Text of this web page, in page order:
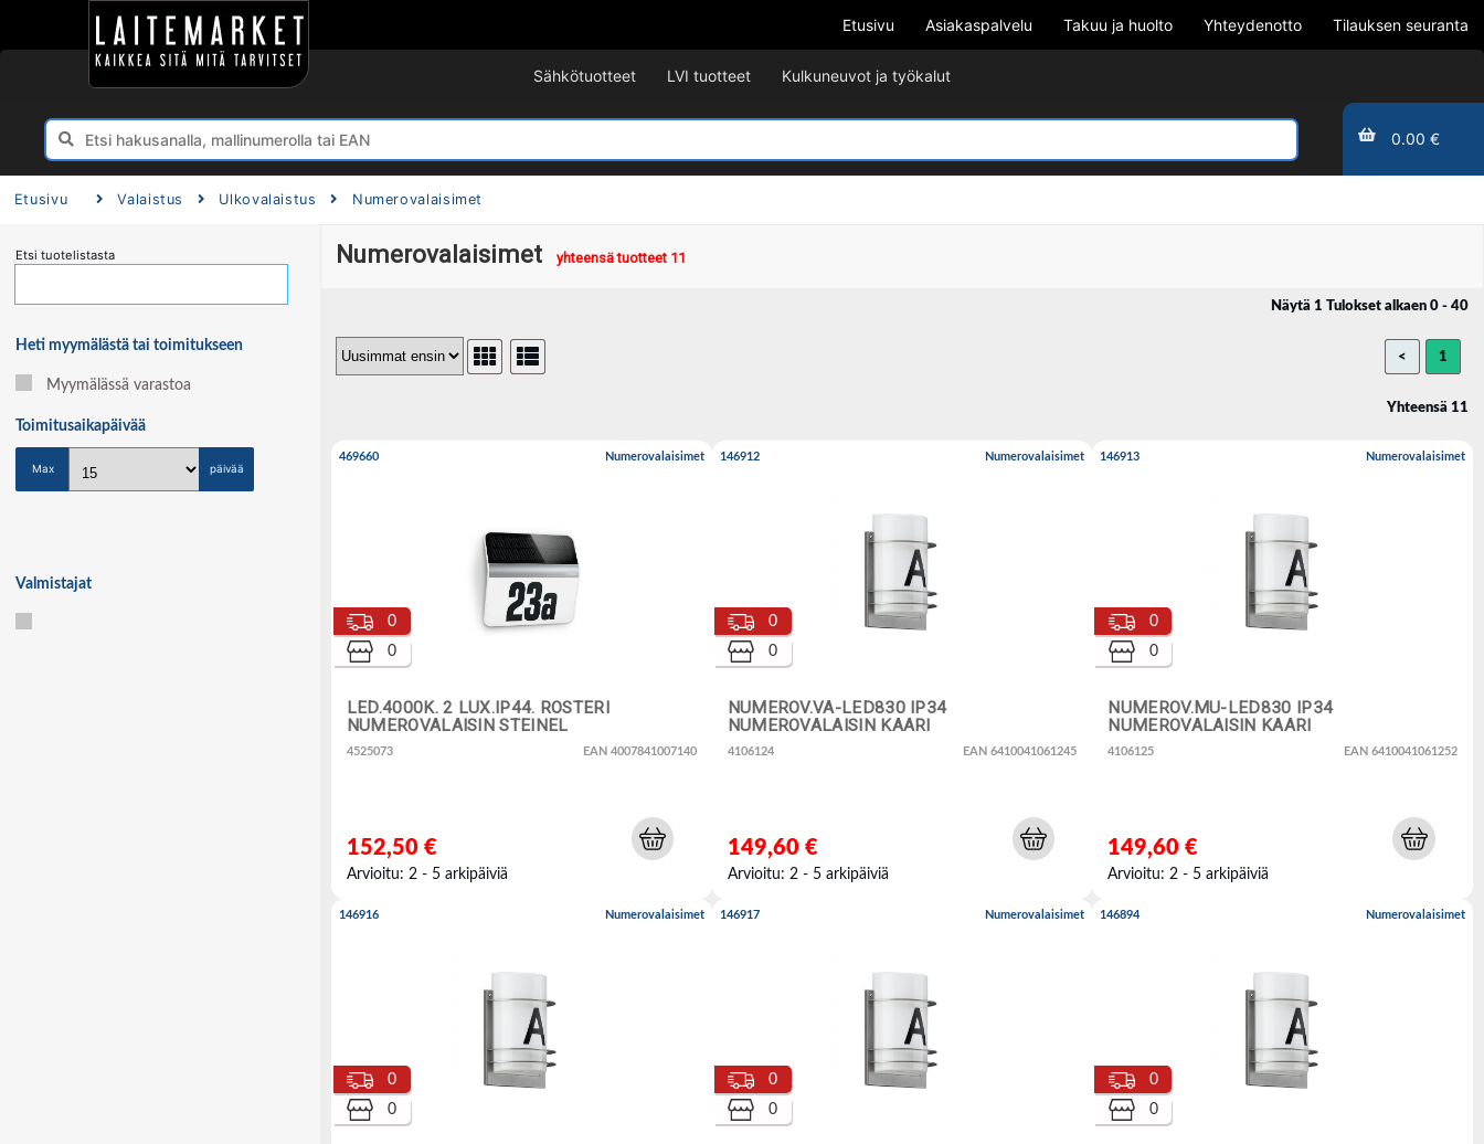
Etusivu Asiakaspalvelu Takuu ja huolto Yhteydenotto Tilauksen seuranta
Sähkötuotteet LVI tuotteet Kulkuneuvot ja työkalut
0.00 €
Etusivu Valaistus Ulkovalaistus Numerovalaisimet
Etsi tuotelistasta
Heti myymälästä tai toimitukseen
Myymälässä varastoa
Toimitusaikapäivää
Max päivää
Valmistajat
Numerovalaisimet yhteensä tuotteet 11
Näytä 1 Tulokset alkaen 0 - 40
< 1
Yhteensä 11
469660 Numerovalaisimet
LED.4000K. 2 LUX.IP44. ROSTERI
NUMEROVALAISIN STEINEL
4525073 EAN 4007841007140
0
0
152,50 €
Arvioitu: 2 - 5 arkipäiviä
146912 Numerovalaisimet
NUMEROV.VA-LED830 IP34
NUMEROVALAISIN KAARI
4106124 EAN 6410041061245
0
0
149,60 €
Arvioitu: 2 - 5 arkipäiviä
146913 Numerovalaisimet
NUMEROV.MU-LED830 IP34
NUMEROVALAISIN KAARI
4106125 EAN 6410041061252
0
0
149,60 €
Arvioitu: 2 - 5 arkipäiviä
146916 Numerovalaisimet
0
0
146917 Numerovalaisimet
0
0
146894 Numerovalaisimet
0
0